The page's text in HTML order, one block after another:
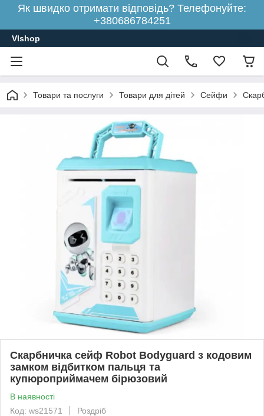
Як швидко отримати відповідь? Телефонуйте:
+380686784251
Vlshop
Товари та послуги Товари для дітей Сейфи
Скарбничка сейф Robot Bodyguard з кодовим
замком відбитком пальця та
купюроприймачем бірюзовий
В наявності
Код: ws21571
Роздріб